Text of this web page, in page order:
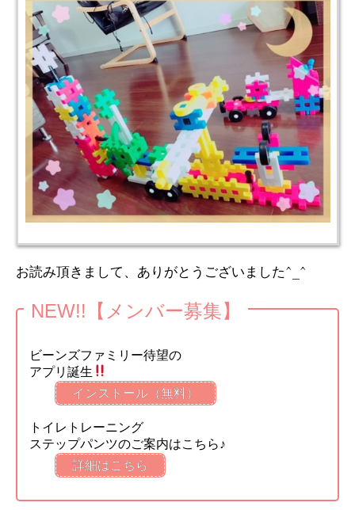
お読み頂きまして、ありがとうございました^_^
NEW!!【メンバー募集】
ビーンズファミリー待望の
アプリ誕生
インストール（無料）
トイレトレーニング
ステップパンツのご案内はこちら♪
詳細はこちら